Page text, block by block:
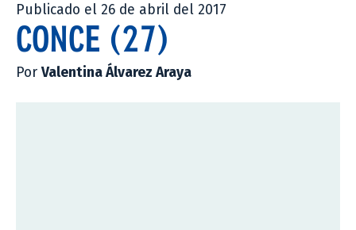
Publicado el 26 de abril del 2017
CONCE (27)
PorValentina Álvarez Araya